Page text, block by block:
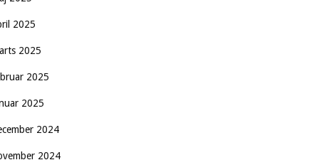
2025
2025
2025
2025
2024
2024